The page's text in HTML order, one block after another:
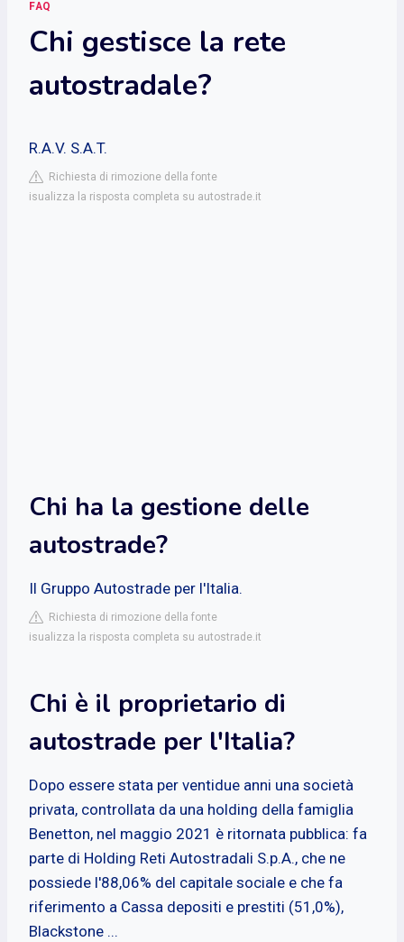
FAQ
Chi gestisce la rete
autostradale?
R.A.V. S.A.T.
Richiesta di rimozione della fonte
isualizza la risposta completa su autostrade.it
Chi ha la gestione delle
autostrade?
Il Gruppo Autostrade per l'Italia.
Richiesta di rimozione della fonte
isualizza la risposta completa su autostrade.it
Chi è il proprietario di
autostrade per l'Italia?
Dopo essere stata per ventidue anni una società
privata, controllata da una holding della famiglia
Benetton, nel maggio 2021 è ritornata pubblica: fa
parte di Holding Reti Autostradali S.p.A., che ne
possiede l'88,06% del capitale sociale e che fa
riferimento a Cassa depositi e prestiti (51,0%),
Blackstone ...